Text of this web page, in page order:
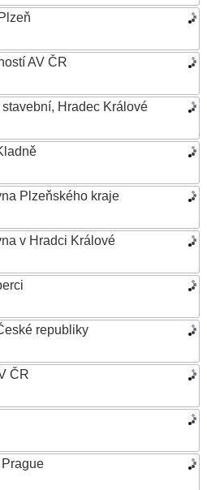
AV ČR
Hradec Králové
Plzeňského kraje
v Hradci Králové
republiky
ČR